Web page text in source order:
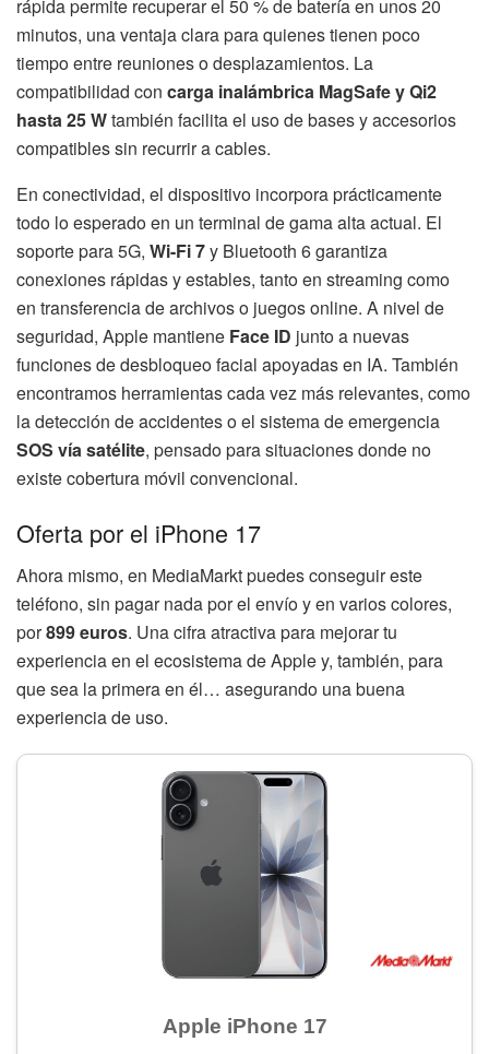
rápida permite recuperar el 50 % de batería en unos 20
minutos, una ventaja clara para quienes tienen poco
tiempo entre reuniones o desplazamientos. La
compatibilidad con carga inalámbrica MagSafe y Qi2
hasta 25 Wtambién facilita el uso de bases y accesorios
compatibles sin recurrir a cables.
En conectividad, el dispositivo incorpora prácticamente
todo lo esperado en un terminal de gama alta actual. El
soporte para 5G, Wi-Fi 7y Bluetooth 6 garantiza
conexiones rápidas y estables, tanto en streaming como
en transferencia de archivos o juegos online. A nivel de
seguridad, Apple mantiene Face ID junto a nuevas
funciones de desbloqueo facial apoyadas en IA. También
encontramos herramientas cada vez más relevantes, como
la detección de accidentes o el sistema de emergencia
SOS vía satélite, pensado para situaciones donde no
existe cobertura móvil convencional.
Oferta por el iPhone 17
Ahora mismo, en MediaMarkt puedes conseguir este
teléfono, sin pagar nada por el envío y en varios colores,
por899 euros. Una cifra atractiva para mejorar tu
experiencia en el ecosistema de Apple y, también, para
que sea la primera en él… asegurando una buena
experiencia de uso.
Apple iPhone 17